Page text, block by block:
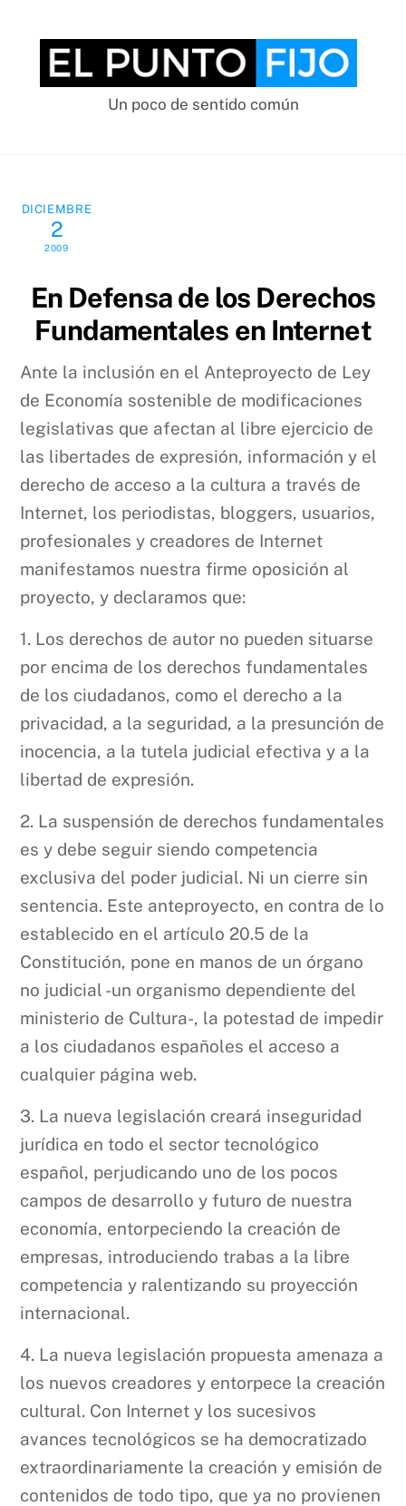
content
Un poco de sentido común
DICIEMBRE
2
2009
En Defensa de los Derechos
Fundamentales en Internet
Ante la inclusión en el Anteproyecto de Ley
de Economía sostenible de modificaciones
legislativas que afectan al libre ejercicio de
las libertades de expresión, información y el
derecho de acceso a la cultura a través de
Internet, los periodistas, bloggers, usuarios,
profesionales y creadores de Internet
manifestamos nuestra firme oposición al
proyecto, y declaramos que:
1. Los derechos de autor no pueden situarse
por encima de los derechos fundamentales
de los ciudadanos, como el derecho a la
privacidad, a la seguridad, a la presunción de
inocencia, a la tutela judicial efectiva y a la
libertad de expresión.
2. La suspensión de derechos fundamentales
es y debe seguir siendo competencia
exclusiva del poder judicial. Ni un cierre sin
sentencia. Este anteproyecto, en contra de lo
establecido en el artículo 20.5 de la
Constitución, pone en manos de un órgano
no judicial -un organismo dependiente del
ministerio de Cultura-, la potestad de impedir
a los ciudadanos españoles el acceso a
cualquier página web.
3. La nueva legislación creará inseguridad
jurídica en todo el sector tecnológico
español, perjudicando uno de los pocos
campos de desarrollo y futuro de nuestra
economía, entorpeciendo la creación de
empresas, introduciendo trabas a la libre
competencia y ralentizando su proyección
internacional.
4. La nueva legislación propuesta amenaza a
los nuevos creadores y entorpece la creación
cultural. Con Internet y los sucesivos
avances tecnológicos se ha democratizado
extraordinariamente la creación y emisión de
contenidos de todo tipo, que ya no provienen